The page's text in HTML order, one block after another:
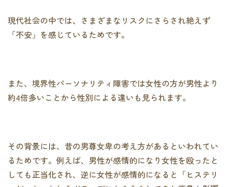
現代社会の中では、さまざまなリスクにさらされ絶えず
「不安」を感じているためです。
また、境界性パーソナリティ障害では女性の方が男性より
約4倍多いことから性別による違いも見られます。
その背景には、昔の男尊女卑の考え方があるといわれてい
るためです。例えば、男性が感情的になり女性を殴ったと
しても正当化され、逆に女性が感情的になると「ヒステリ